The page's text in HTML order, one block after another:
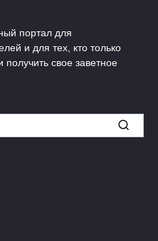
портал для
и для тех, кто только
свое заветное